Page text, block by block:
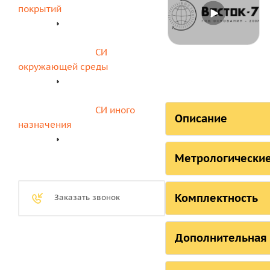
Описание
Страна,
Российская
Республика
Бринелля
Комплектность
покрытий
СИ
окружающей среды
СИ иного
назначения
Заказать звонок